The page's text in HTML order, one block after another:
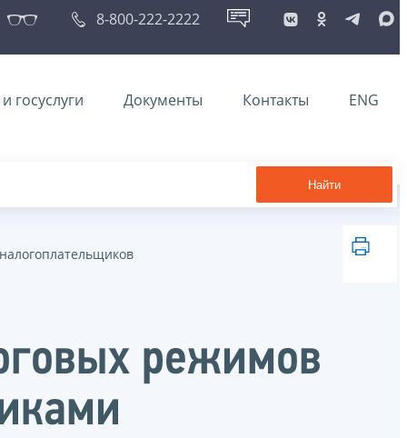
8-800-222-2222
госуслуги Документы Контакты ENG
Найти
режимов